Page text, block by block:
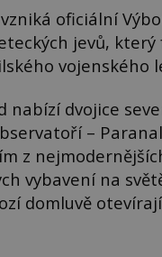
oficiální
jevů, který
vojenského
nabízí dvojice
–
z
vybavení na
domluvě